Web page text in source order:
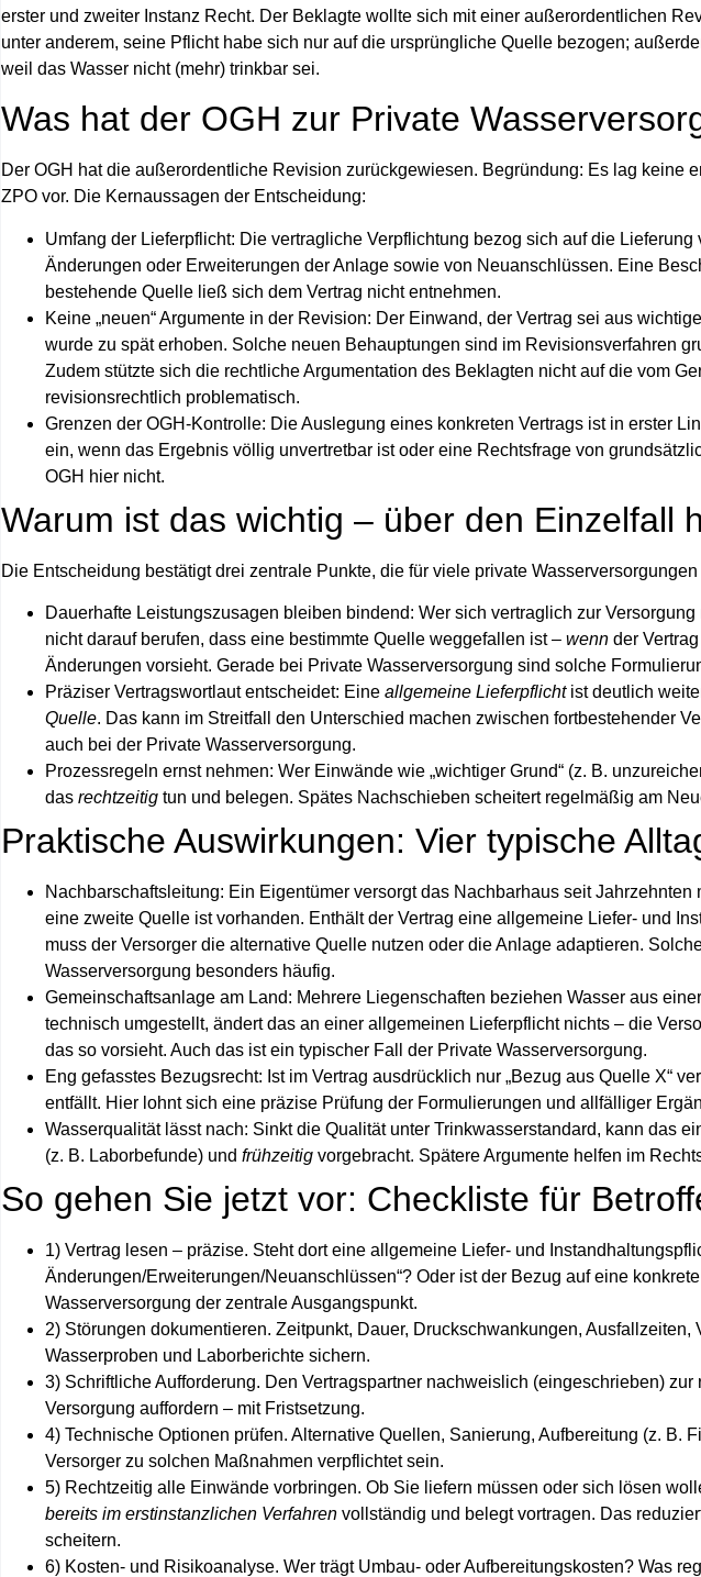
erster und zweiter Instanz Recht. Der Beklagte wollte sich mit einer außerordentlichen
unter anderem, seine Pflicht habe sich nur auf die ursprüngliche Quelle bezogen;
weil das Wasser nicht (mehr) trinkbar sei.
Was hat der OGH zur Private
Der OGH hat die außerordentliche Revision zurückgewiesen. Begründung: Es lag keine
ZPO vor. Die Kernaussagen der Entscheidung:
Umfang der Lieferpflicht: Die vertragliche Verpflichtung bezog sich auf die
Änderungen oder Erweiterungen der Anlage sowie von Neuanschlüssen. Eine
bestehende Quelle ließ sich dem Vertrag nicht entnehmen.
Keine „neuen“ Argumente in der Revision: Der Einwand, der Vertrag sei aus
wurde zu spät erhoben. Solche neuen Behauptungen sind im Revisionsverfahren
Zudem stützte sich die rechtliche Argumentation des Beklagten nicht auf die vom
revisionsrechtlich problematisch.
Grenzen der OGH-Kontrolle: Die Auslegung eines konkreten Vertrags ist in erster
ein, wenn das Ergebnis völlig unvertretbar ist oder eine Rechtsfrage von
OGH hier nicht.
Warum ist das wichtig – über den Einzelfall
Die Entscheidung bestätigt drei zentrale Punkte, die für viele private
Dauerhafte Leistungszusagen bleiben bindend: Wer sich vertraglich zur
nicht darauf berufen, dass eine bestimmte Quelle weggefallen ist – wenn der
Änderungen vorsieht. Gerade bei Private Wasserversorgung sind solche
Präziser Vertragswortlaut entscheidet: Eine allgemeine Lieferpflichtist deutlich
Quelle. Das kann im Streitfall den Unterschied machen zwischen fortbestehender
auch bei der Private Wasserversorgung.
Prozessregeln ernst nehmen: Wer Einwände wie „wichtiger Grund“ (z. B.
das rechtzeitig tun und belegen. Spätes Nachschieben scheitert regelmäßig am
Praktische Auswirkungen: Vier typische
Nachbarschaftsleitung: Ein Eigentümer versorgt das Nachbarhaus seit
eine zweite Quelle ist vorhanden. Enthält der Vertrag eine allgemeine Liefer- und
muss der Versorger die alternative Quelle nutzen oder die Anlage adaptieren.
Wasserversorgung besonders häufig.
Gemeinschaftsanlage am Land: Mehrere Liegenschaften beziehen Wasser aus
technisch umgestellt, ändert das an einer allgemeinen Lieferpflicht nichts – die
das so vorsieht. Auch das ist ein typischer Fall der Private Wasserversorgung.
Eng gefasstes Bezugsrecht: Ist im Vertrag ausdrücklich nur „Bezug aus Quelle X“
entfällt. Hier lohnt sich eine präzise Prüfung der Formulierungen und allfälliger
Wasserqualität lässt nach: Sinkt die Qualität unter Trinkwasserstandard, kann das
(z. B. Laborbefunde) und frühzeitig vorgebracht. Spätere Argumente helfen im
So gehen Sie jetzt vor: Checkliste für
1) Vertrag lesen – präzise. Steht dort eine allgemeine Liefer- und
Änderungen/Erweiterungen/Neuanschlüssen“? Oder ist der Bezug auf eine
Wasserversorgung der zentrale Ausgangspunkt.
2) Störungen dokumentieren. Zeitpunkt, Dauer, Druckschwankungen, Ausfallzeiten,
Wasserproben und Laborberichte sichern.
3) Schriftliche Aufforderung. Den Vertragspartner nachweislich (eingeschrieben)
Versorgung auffordern – mit Fristsetzung.
4) Technische Optionen prüfen. Alternative Quellen, Sanierung, Aufbereitung (z. B.
Versorger zu solchen Maßnahmen verpflichtet sein.
5) Rechtzeitig alle Einwände vorbringen. Ob Sie liefern müssen oder sich lösen
bereits im erstinstanzlichen Verfahren vollständig und belegt vortragen. Das
scheitern.
6) Kosten- und Risikoanalyse. Wer trägt Umbau- oder Aufbereitungskosten? Was